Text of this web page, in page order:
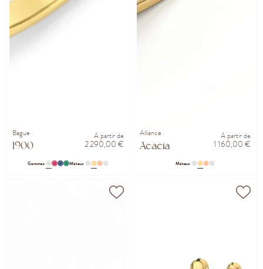
Bague
1900
À partir de
2 290,00 €
Gemmes Métaux
Alliance
Acacia
À partir de
1 160,00 €
Métaux